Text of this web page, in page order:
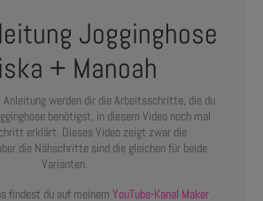
Jogginghose
+ Manoah
werden dir die Arbeitsschritte, die du
benötigst, in diesem Video noch mal
erklärt. Dieses Video zeigt zwar die
die Nähschritte sind die gleichen für beide
Varianten.
findest du auf meinem YouTube-Kanal Maker